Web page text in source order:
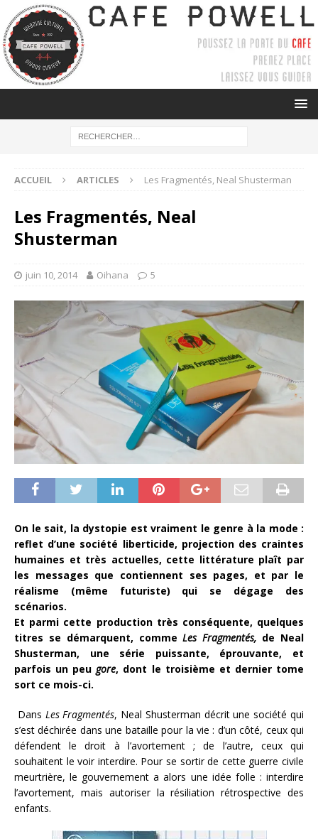
ACCUEIL ARTICLES Les Fragmentés, Neal Shusterman
Les Fragmentés, Neal
Shusterman
juin 10, 2014 Oihana 5
On le sait, la dystopie est vraiment le genre à la mode :
reflet d’une société liberticide, projection des craintes
humaines et très actuelles, cette littérature plaît par
les messages que contiennent ses pages, et par le
réalisme (même futuriste) qui se dégage des
scénarios.
Et parmi cette production très conséquente, quelques
titres se démarquent, commeLes Fragmentés, de Neal
Shusterman, une série puissante, éprouvante, et
parfois un peu gore, dont le troisième et dernier tome
sort ce mois-ci.
Dans Les Fragmentés, Neal Shusterman décrit une société qui
s’est déchirée dans une bataille pour la vie : d’un côté, ceux qui
défendent le droit à l’avortement ; de l’autre, ceux qui
souhaitent le voir interdire. Pour se sortir de cette guerre civile
meurtrière, le gouvernement a alors une idée folle : interdire
l’avortement, mais autoriser la résiliation rétrospective des
enfants.